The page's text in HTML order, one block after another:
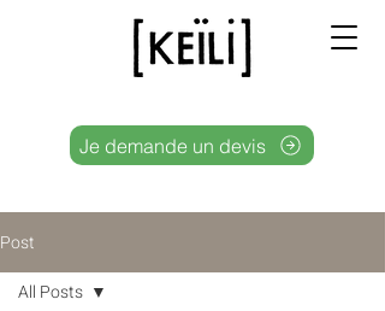
Je demande un devis
Post
All Posts